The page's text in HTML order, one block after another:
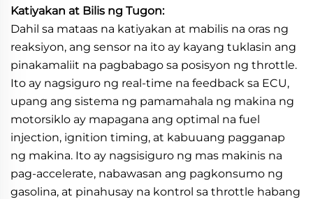
Katiyakan at Bilis ng Tugon:
Dahil sa mataas na katiyakan at mabilis na oras ng
reaksiyon, ang sensor na ito ay kayang tuklasin ang
pinakamaliit na pagbabago sa posisyon ng throttle.
Ito ay nagsiguro ng real-time na feedback sa ECU,
upang ang sistema ng pamamahala ng makina ng
motorsiklo ay mapagana ang optimal na fuel
injection, ignition timing, at kabuuang pagganap
ng makina. Ito ay nagsisiguro ng mas makinis na
pag-accelerate, nabawasan ang pagkonsumo ng
gasolina, at pinahusay na kontrol sa throttle habang